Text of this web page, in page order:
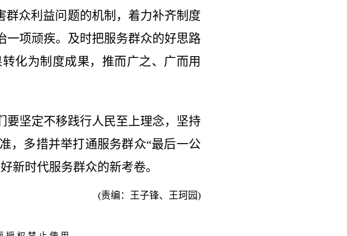
群众利益问题的机制，着力补齐制度
一项顽疾。及时把服务群众的好思路
化为制度成果，推而广之、广而用
要坚定不移践行人民至上理念，坚持
，多措并举打通服务群众“最后一公
新时代服务群众的新考卷。
(责编：王子锋、王珂园)